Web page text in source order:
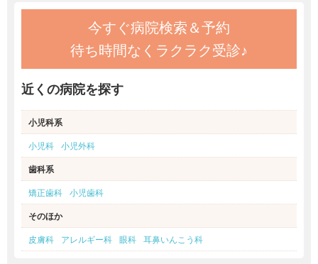
今すぐ病院検索＆予約
待ち時間なくラクラク受診♪
近くの病院を探す
小児科系
小児科 小児外科
歯科系
矯正歯科 小児歯科
そのほか
皮膚科 アレルギー科 眼科 耳鼻いんこう科